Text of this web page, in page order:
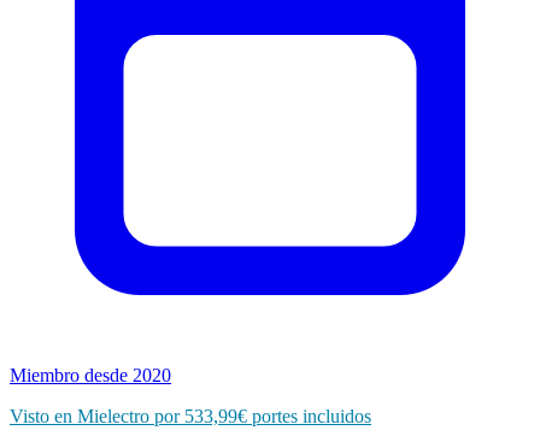
Miembro desde 2020
Visto en Mielectro por 533,99€ portes incluidos